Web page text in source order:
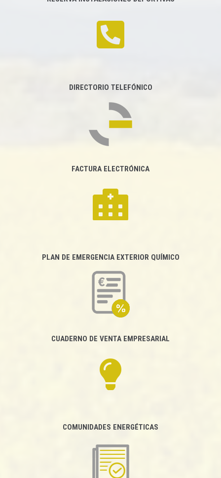
DIRECTORIO TELEFÓNICO
FACTURA ELECTRÓNICA
PLAN DE EMERGENCIA EXTERIOR QUÍMICO
CUADERNO DE VENTA EMPRESARIAL
COMUNIDADES ENERGÉTICAS